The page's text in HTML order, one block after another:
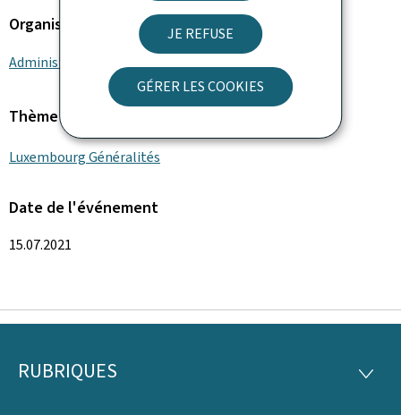
JE REFUSE
GÉRER LES COOKIES
Organisation
Administration des douanes et accises
Thème
Luxembourg Généralités
Date de l'événement
15.07.2021
Pied
RUBRIQUES